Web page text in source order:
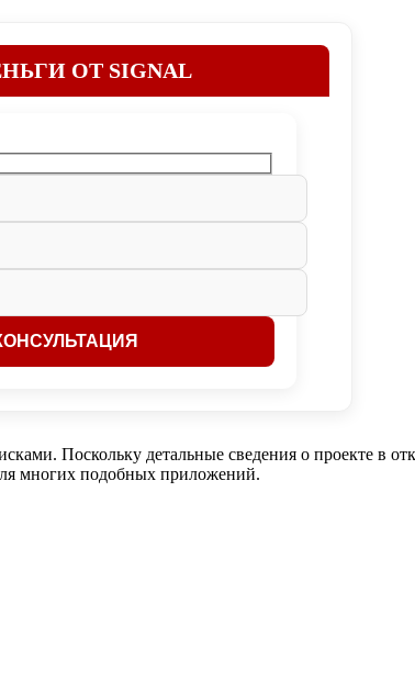
ОТ SIGNAL
Поскольку детальные сведения о проекте в
многих подобных приложений.